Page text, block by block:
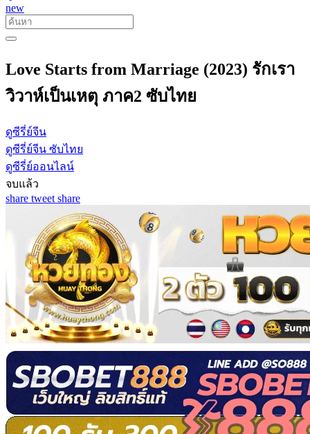
new
Love Starts from Marriage (2023) รักเรา
วิวาห์เป็นเหตุ ภาค2 ซับไทย
ดูซีรี่ย์จีน
ดูซีรี่ย์จีน ซับไทย
ดูซีรี่ย์ออนไลน์
จบแล้ว
share tweet share